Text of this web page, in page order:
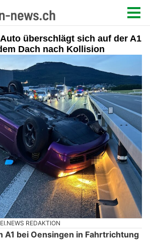
überschlägt sich auf der A1
Dach nach Kollision
REDAKTION
A1 bei Oensingen in Fahrtrichtung